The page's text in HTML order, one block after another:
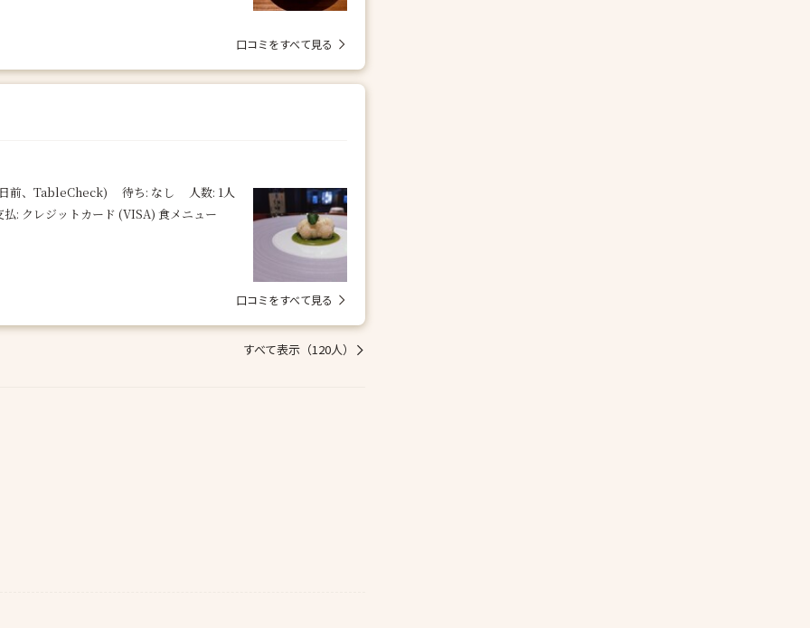
口コミをすべて見る
前、TableCheck) 待ち: なし 人数: 1人
クレジットカード (VISA) 食メニュー
口コミをすべて見る
すべて表示（120人）